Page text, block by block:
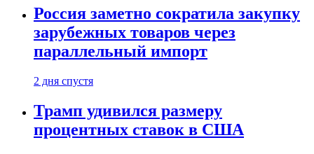
Россия заметно сократила закупку
зарубежных товаров через
параллельный импорт
2 дня спустя
Трамп удивился размеру
процентных ставок в США